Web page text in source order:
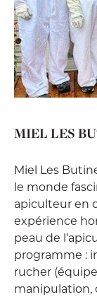
MIEL LES
Miel Les
le monde
apiculteur en
expérience
peau de
programme :
rucher
manipulation,